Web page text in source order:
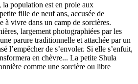
population est en proie aux
fille de neuf ans, accusée de
à vivre dans un camp de sorcières.
largement photographiées par les
parure traditionnelle et attachée par un
l’empêcher de s’envoler. Si elle s’enfuit,
en chèvre... La petite Shula
comme une sorcière ou libre